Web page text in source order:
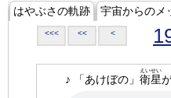
はやぶさの軌跡 宇宙からのメ
<<< << <
♪ 「あけぼの」 衛星
えいせい